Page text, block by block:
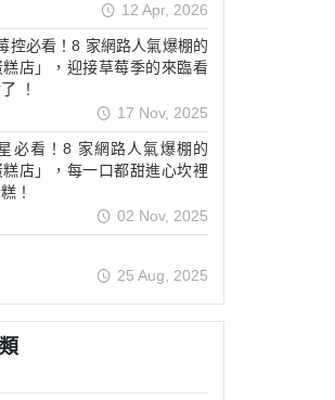
12 Apr, 2026
控必看！8 家網路人氣爆棚的
糕店」，迎接草莓季的來臨看
！
17 Nov, 2025
必看！8 家網路人氣爆棚的
糕店」，每一口都甜進心坎裡
！
02 Nov, 2025
25 Aug, 2025